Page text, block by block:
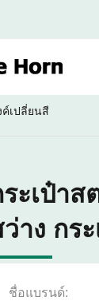
เปลี่ยนสี
ะเป๋า
าง กร
ชื่อแบรนด์: